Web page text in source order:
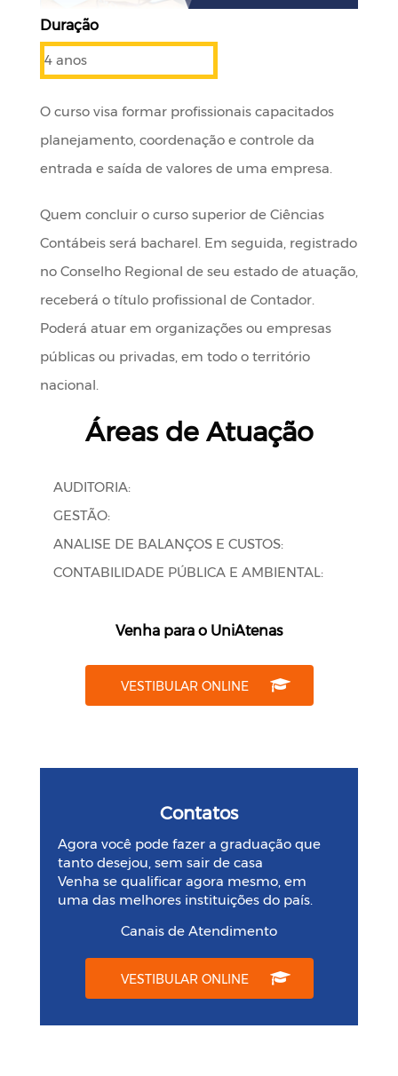
Duração
4 anos
O curso visa formar profissionais capacitados
planejamento, coordenação e controle da
entrada e saída de valores de uma empresa.
Quem concluir o curso superior de Ciências
Contábeis será bacharel. Em seguida, registrado
no Conselho Regional de seu estado de atuação,
receberá o título profissional de Contador.
Poderá atuar em organizações ou empresas
públicas ou privadas, em todo o território
nacional.
Áreas de Atuação
AUDITORIA:
GESTÃO:
ANALISE DE BALANÇOS E CUSTOS:
CONTABILIDADE PÚBLICA E AMBIENTAL:
Venha para o UniAtenas
VESTIBULAR ONLINE
Contatos
Agora você pode fazer a graduação que
tanto desejou, sem sair de casa
Venha se qualificar agora mesmo, em
uma das melhores instituições do país.
Canais de Atendimento
VESTIBULAR ONLINE